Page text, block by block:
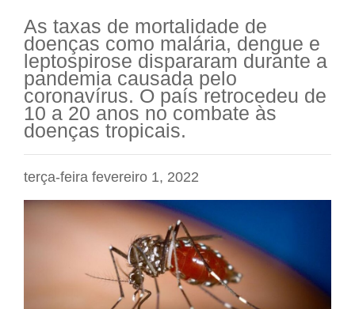
As taxas de mortalidade de
doenças como malária, dengue e
leptospirose dispararam durante a
pandemia causada pelo
coronavírus. O país retrocedeu de
10 a 20 anos no combate às
doenças tropicais.
terça-feira fevereiro 1, 2022